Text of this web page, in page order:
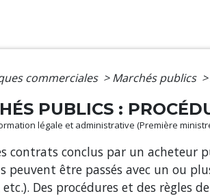
commerciales > Marchés publics >
PUBLICS :
légale et administrative (Première
contrats conclus par un acheteur
peuvent être passés avec un ou
Des procédures et des